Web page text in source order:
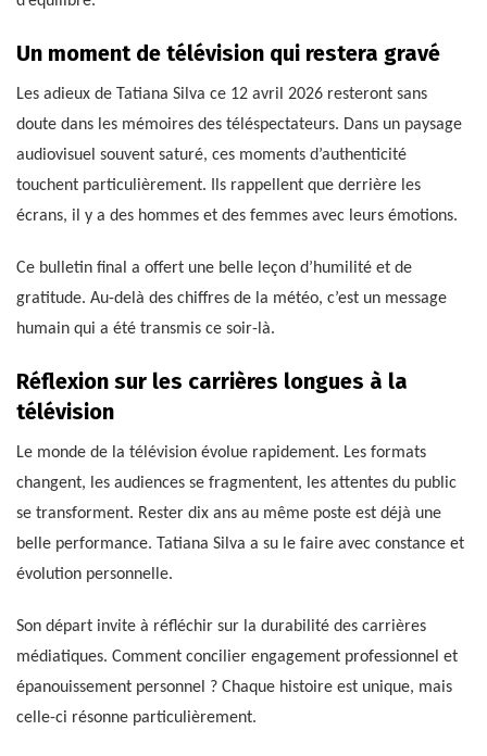
Un moment de télévision qui restera gravé
Les adieux de Tatiana Silva ce 12 avril 2026 resteront sans
doute dans les mémoires des téléspectateurs. Dans un paysage
audiovisuel souvent saturé, ces moments d’authenticité
touchent particulièrement. Ils rappellent que derrière les
écrans, il y a des hommes et des femmes avec leurs émotions.
Ce bulletin final a offert une belle leçon d’humilité et de
gratitude. Au-delà des chiffres de la météo, c’est un message
humain qui a été transmis ce soir-là.
Réflexion sur les carrières longues à la
télévision
Le monde de la télévision évolue rapidement. Les formats
changent, les audiences se fragmentent, les attentes du public
se transforment. Rester dix ans au même poste est déjà une
belle performance. Tatiana Silva a su le faire avec constance et
évolution personnelle.
Son départ invite à réfléchir sur la durabilité des carrières
médiatiques. Comment concilier engagement professionnel et
épanouissement personnel ? Chaque histoire est unique, mais
celle-ci résonne particulièrement.